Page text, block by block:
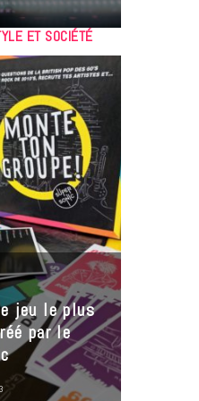
ET SOCIÉTÉ
jeu le plus
par le